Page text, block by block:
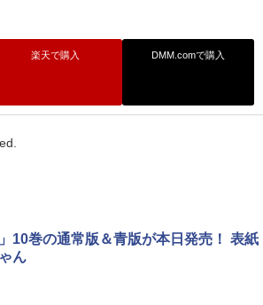
楽天で購入 DMM.comで購入
10巻の通常版＆青版が本日発売！ 表紙
ん